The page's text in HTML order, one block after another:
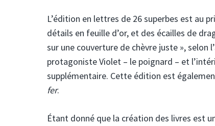
L’édition en lettres de 26 superbes est au
détails en feuille d’or, et des écailles de
sur une couverture de chèvre juste », selon
protagoniste Violet – le poignard – et
supplémentaire. Cette édition est
fer.
Étant donné que la création des livres est